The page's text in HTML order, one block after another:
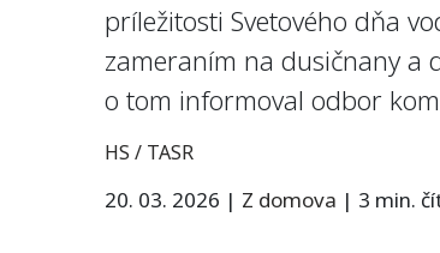
príležitosti Svetového dňa
zameraním na dusičnany a
o tom informoval odbor
HS / TASR
20. 03. 2026 | Z domova | 3 min.